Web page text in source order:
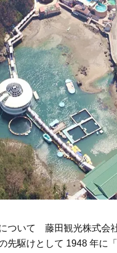
ついて 藤田観光株式会
先駆けとして 1948 年に